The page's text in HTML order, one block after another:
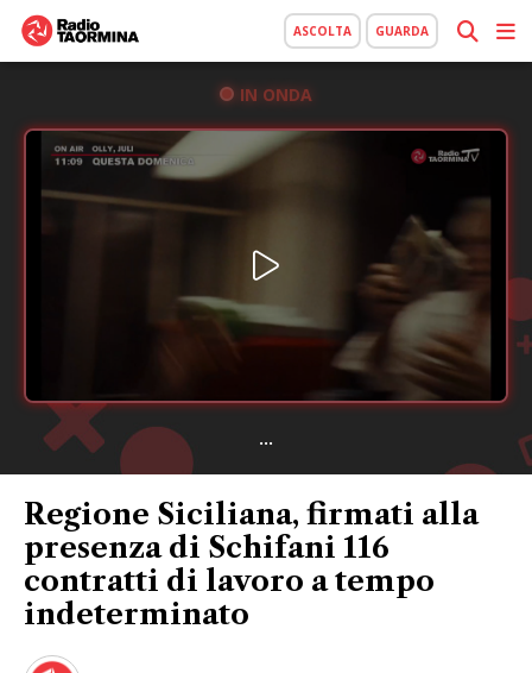
ASCOLTA GUARDA
IN ONDA
...
Regione Siciliana, firmati alla
presenza di Schifani 116
contratti di lavoro a tempo
indeterminato